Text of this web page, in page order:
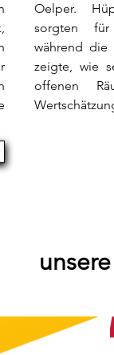
Oelper.
sorgten
während die
zeigte, wie
offenen